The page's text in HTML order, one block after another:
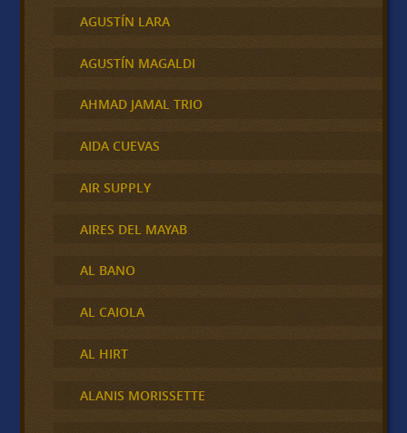
AGUSTÍN LARA
AGUSTÍN MAGALDI
AHMAD JAMAL TRIO
AIDA CUEVAS
AIR SUPPLY
AIRES DEL MAYAB
AL BANO
AL CAIOLA
AL HIRT
ALANIS MORISSETTE